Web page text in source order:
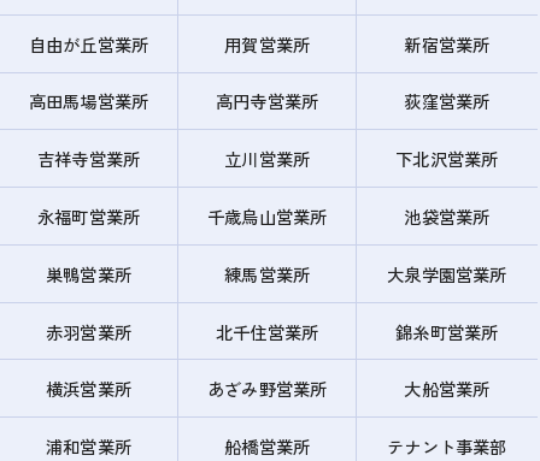
自由が丘営業所 用賀営業所 新宿営業所
高田馬場営業所 高円寺営業所 荻窪営業所
吉祥寺営業所 立川営業所 下北沢営業所
永福町営業所 千歳烏山営業所 池袋営業所
巣鴨営業所 練馬営業所 大泉学園営業所
赤羽営業所 北千住営業所 錦糸町営業所
横浜営業所 あざみ野営業所 大船営業所
浦和営業所 船橋営業所 テナント事業部